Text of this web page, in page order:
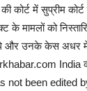
कोर्ट में सुप्रीम
मामलों को
थे और उनके केस
India
not been edited